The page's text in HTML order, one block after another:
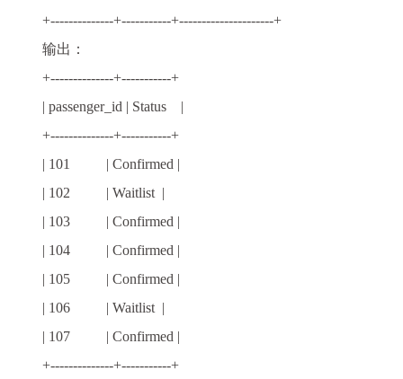
+--------------+-----------+---------------------+
输出：
+--------------+-----------+
| passenger_id | Status |
+--------------+-----------+
| 101 | Confirmed |
| 102 | Waitlist |
| 103 | Confirmed |
| 104 | Confirmed |
| 105 | Confirmed |
| 106 | Waitlist |
| 107 | Confirmed |
+--------------+-----------+